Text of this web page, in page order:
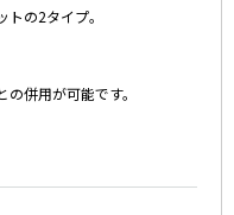
の2タイプ。
併用が可能です。